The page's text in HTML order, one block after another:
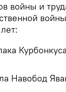
войны и
Навобод